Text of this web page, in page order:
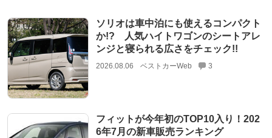
ソリオは車中泊にも使えるコンパクト
か!? 人気ハイトワゴンのシートアレ
ンジと寝られる広さをチェック!!
2026.08.06 ベストカーWeb 3
フィットが今年初のTOP10入り！202
6年7月の新車販売ランキング